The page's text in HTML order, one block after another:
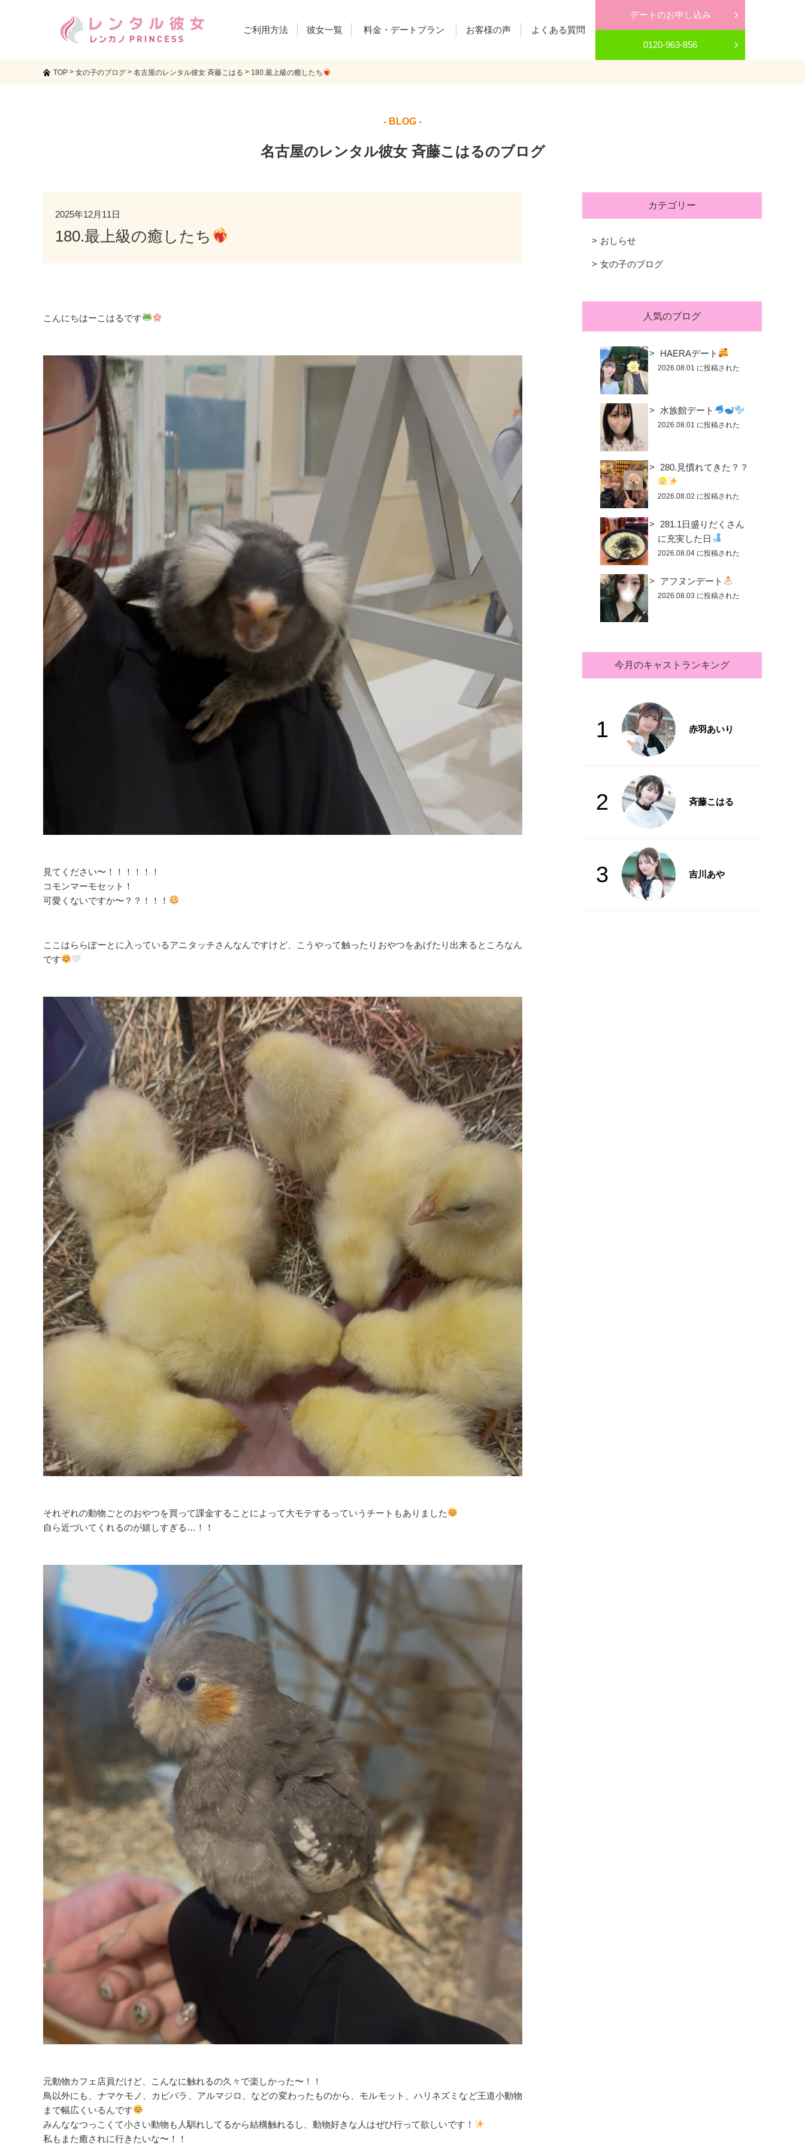
ご利用方法 彼女一覧 料金・デートプラン お客様の声 よくある質問
デートのお申し込み
0120-963-856
TOP > 女の子のブログ > 名古屋のレンタル彼女 斉藤こはる > 180.最上級の癒したち
- BLOG -
名古屋のレンタル彼女 斉藤こはるのブログ
2025年12月11日
180.最上級の癒したち
こんにちはーこはるです
見てください〜！！！！！！
コモンマーモセット！
可愛くないですか〜？？！！！
ここはららぽーとに入っているアニタッチさんなんですけど、こうやって触ったりおやつをあげたり出来るところなん
です
それぞれの動物ごとのおやつを買って課金することによって大モテするっていうチートもありました
自ら近づいてくれるのが嬉しすぎる…！！
元動物カフェ店員だけど、こんなに触れるの久々で楽しかった〜！！
鳥以外にも、ナマケモノ、カピバラ、アルマジロ、などの変わったものから、モルモット、ハリネズミなど王道小動物
まで幅広くいるんです
みんななつっこくて小さい動物も人馴れしてるから結構触れるし、動物好きな人はぜひ行って欲しいです！
私もまた癒されに行きたいな〜！！
カテゴリー
おしらせ
女の子のブログ
人気のブログ
HAERAデート
2026.08.01 に投稿された
水族館デート
2026.08.01 に投稿された
280.見慣れてきた？？
2026.08.02 に投稿された
281.1日盛りだくさん
に充実した日
2026.08.04 に投稿された
アフヌンデート
2026.08.03 に投稿された
今月のキャストランキング
1 赤羽あいり
2 斉藤こはる
3 吉川あや